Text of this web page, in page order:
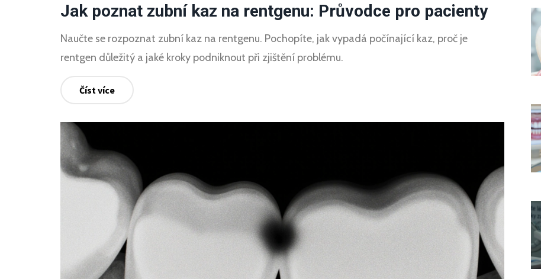
Jak poznat zubní kaz na rentgenu: Průvodce pro pacienty
Naučte se rozpoznat zubní kaz na rentgenu. Pochopíte, jak vypadá počínající kaz, proč je
rentgen důležitý a jaké kroky podniknout při zjištění problému.
Číst více